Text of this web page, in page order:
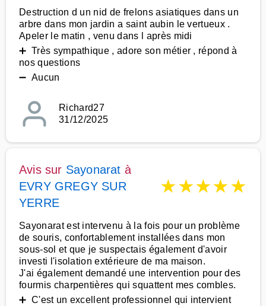
Destruction d un nid de frelons asiatiques dans un
arbre dans mon jardin a saint aubin le vertueux .
Apeler le matin , venu dans l après midi
➕ Très sympathique , adore son métier , répond à
nos questions
➖ Aucun
Richard27
31/12/2025
Avis sur Sayonarat à
EVRY GREGY SUR
YERRE
★★★★★
Sayonarat est intervenu à la fois pour un problème
de souris, confortablement installées dans mon
sous-sol et que je suspectais également d'avoir
investi l'isolation extérieure de ma maison.
J'ai également demandé une intervention pour des
fourmis charpentières qui squattent mes combles.
➕ C'est un excellent professionnel qui intervient